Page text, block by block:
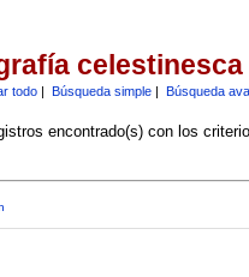
celestinesca
todo| Búsqueda simple| Búsqueda
encontrado(s) con los